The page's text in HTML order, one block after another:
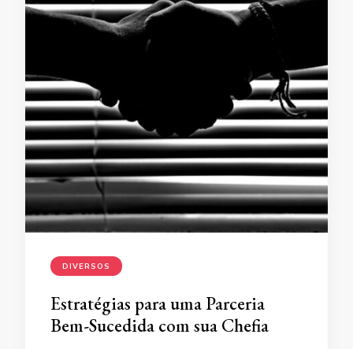
DIVERSOS
Estratégias para uma Parceria
Bem-Sucedida com sua Chefia